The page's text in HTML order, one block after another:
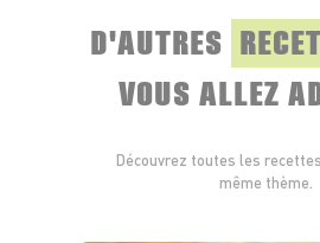
D'AUTRES
VOUS ALLEZ
Découvrez toutes les
même thème.